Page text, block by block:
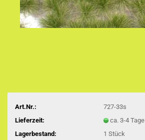
Art.Nr.:
727-33s
Lieferzeit:
ca. 3-4 Tage
Lagerbestand: 1 Stück